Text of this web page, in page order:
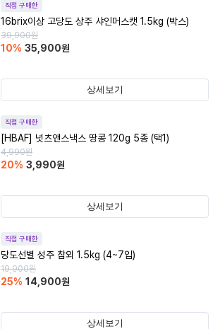
직접 구매한
16brix이상 고당도 상주 샤인머스캣 1.5kg (박스)
39,900원
10% 35,900원
상세보기
직접 구매한
[HBAF] 넛츠앤스낵스 땅콩 120g 5종 (택1)
4,990원
20% 3,990원
상세보기
직접 구매한
당도선별 성주 참외 1.5kg (4~7입)
19,900원
25% 14,900원
상세보기